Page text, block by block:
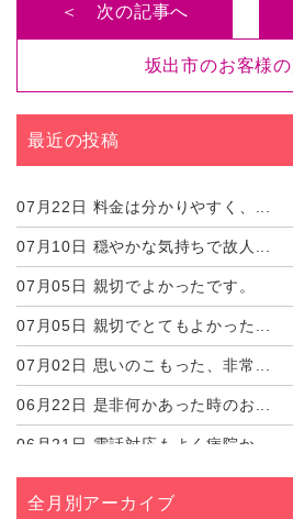
＜ 次の記事へ
坂出市のお客様
最近の投稿
07月22日 料金は分かりやすく、...
07月10日 穏やかな気持ちで故人...
07月05日 親切でよかったです。
07月05日 親切でとてもよかった...
07月02日 思いのこもった、非常...
06月22日 是非何かあった時のお...
06月21日 電話対応もよく病院か...
全月別アーカイブ